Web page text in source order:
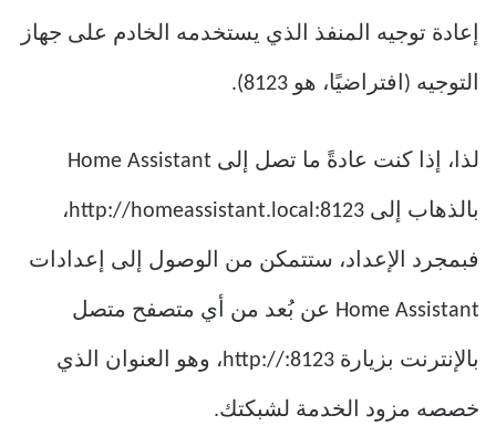
إعادة توجيه المنفذ الذي يستخدمه الخادم على جهاز
التوجيه (افتراضيًا، هو 8123).
لذا، إذا كنت عادةً ما تصل إلى Home Assistant
بالذهاب إلى http://homeassistant.local:8123،
فبمجرد الإعداد، ستتمكن من الوصول إلى إعدادات
Home Assistant عن بُعد من أي متصفح متصل
بالإنترنت بزيارة http://:8123، وهو العنوان الذي
خصصه مزود الخدمة لشبكتك.